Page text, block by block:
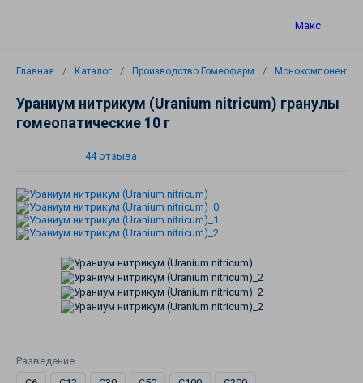
Макс
Главная Каталог Производство Гомеофарм
Ураниум нитрикум (Uranium nitricum) гранулы
гомеопатические 10 г
44 отзыва
Разведение